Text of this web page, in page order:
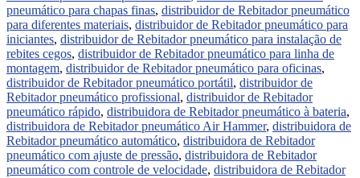
pneumático para chapas finas, distribuidor de Rebitador pneumático
para diferentes materiais, distribuidor de Rebitador pneumático para
iniciantes, distribuidor de Rebitador pneumático para instalação de
rebites cegos, distribuidor de Rebitador pneumático para linha de
montagem, distribuidor de Rebitador pneumático para oficinas,
distribuidor de Rebitador pneumático portátil, distribuidor de
Rebitador pneumático profissional, distribuidor de Rebitador
pneumático rápido, distribuidora de Rebitador pneumático à bateria,
distribuidora de Rebitador pneumático Air Hammer, distribuidora de
Rebitador pneumático automático, distribuidora de Rebitador
pneumático com ajuste de pressão, distribuidora de Rebitador
pneumático com controle de velocidade, distribuidora de Rebitador